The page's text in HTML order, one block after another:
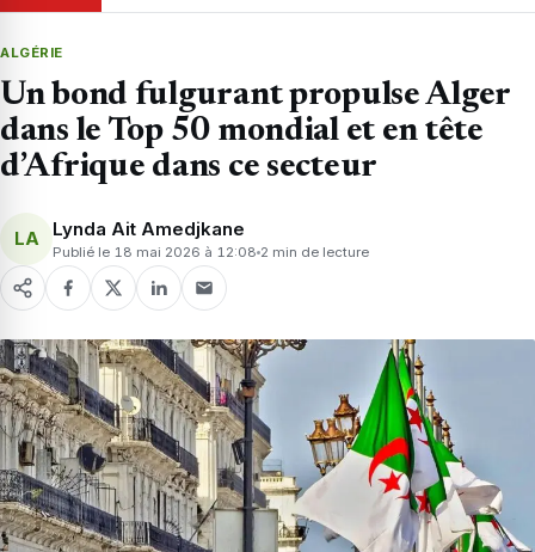
ALGÉRIE
Un bond fulgurant propulse Alger
dans le Top 50 mondial et en tête
d’Afrique dans ce secteur
LA Lynda Ait Amedjkane
Publié le 18 mai 2026 à 12:08 2 min de lecture